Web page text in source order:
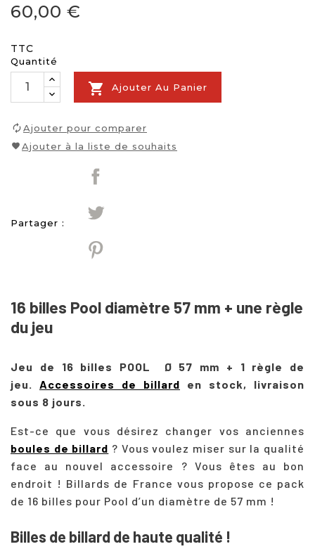
60,00 €
TTC
Quantité
 Ajouter Au Panier
Ajouter pour comparer
Ajouter à la liste de souhaits
Partager :
16 billes Pool diamètre 57 mm + une règle
du jeu
Jeu de 16 billes POOL Ø 57 mm + 1 règle de
jeu. Accessoires de billard en stock, livraison
sous 8 jours.
Est-ce que vous désirez changer vos anciennes
boules de billard ? Vous voulez miser sur la qualité
face au nouvel accessoire ? Vous êtes au bon
endroit ! Billards de France vous propose ce pack
de 16 billes pour Pool d’un diamètre de 57 mm !
Billes de billard de haute qualité !